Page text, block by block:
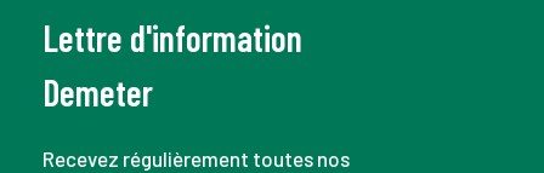
Lettre d'information
Demeter
Recevez régulièrement toutes nos